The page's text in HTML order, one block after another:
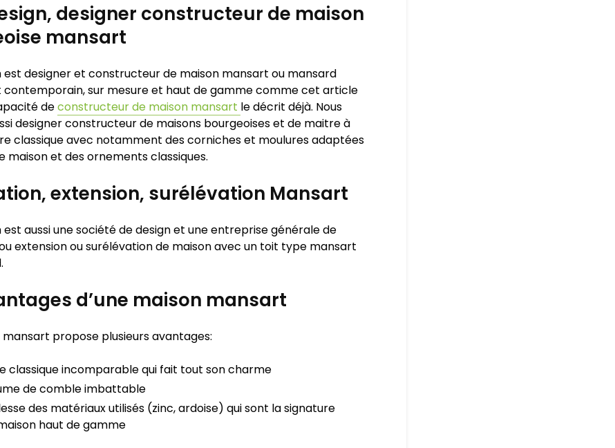
designer constructeur de maison
mansart
est designer et constructeur de maison mansart ou mansard
contemporain, sur mesure et haut de gamme comme cet article
deconstructeur de maison mansart le décrit déjà. Nous
designer constructeur de maisons bourgeoises et de maitre à
classique avec notamment des corniches et moulures adaptées
maison et des ornements classiques.
extension, surélévation Mansart
est aussi une société de design et une entreprise générale de
extension ou surélévation de maison avec un toit type mansart
d’une maison mansart
mansart propose plusieurs avantages:
classique incomparable qui fait tout son charme
de comble imbattable
des matériaux utilisés (zinc, ardoise) qui sont la signature
haut de gamme